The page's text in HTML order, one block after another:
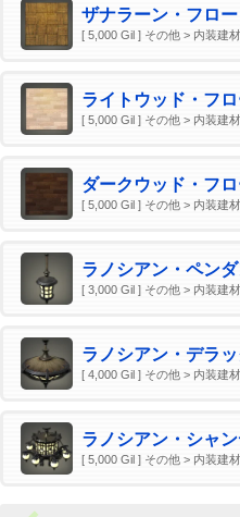
ザナラーン・フロ
[ 5,000 Gil ] その他 > 内装建材
ライトウッド・フ
[ 5,000 Gil ] その他 > 内装建材
ダークウッド・フ
[ 5,000 Gil ] その他 > 内装建材
ラノシアン・ペン
[ 3,000 Gil ] その他 > 内装建
ラノシアン・デラ
[ 4,000 Gil ] その他 > 内装建
ラノシアン・シャ
[ 5,000 Gil ] その他 > 内装建